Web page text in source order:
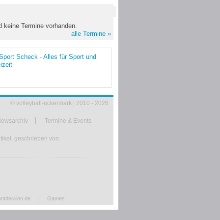
keine Termine vorhanden.
alle Termine »
© volleyball-uckermark | 2010 - 2026
Termine & Events
geschrieben von
Games